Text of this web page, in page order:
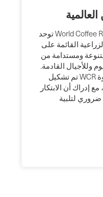
توحد World Coffee Research صناعة القهوة
القائمة على
ومستدامة من
وللأجيال القادمة.
تم تشكيل WCR من قبل صناعة القهوة
العالمية في عام 2012 ، مع إدراك أن الابتكار